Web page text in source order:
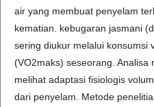
air yang membuat penyelam
kematian. kebugaran jasmani
sering diukur melalui konsumsi
(VO2maks) seseorang. Analisa
melihat adaptasi fisiologis
dari penyelam. Metode